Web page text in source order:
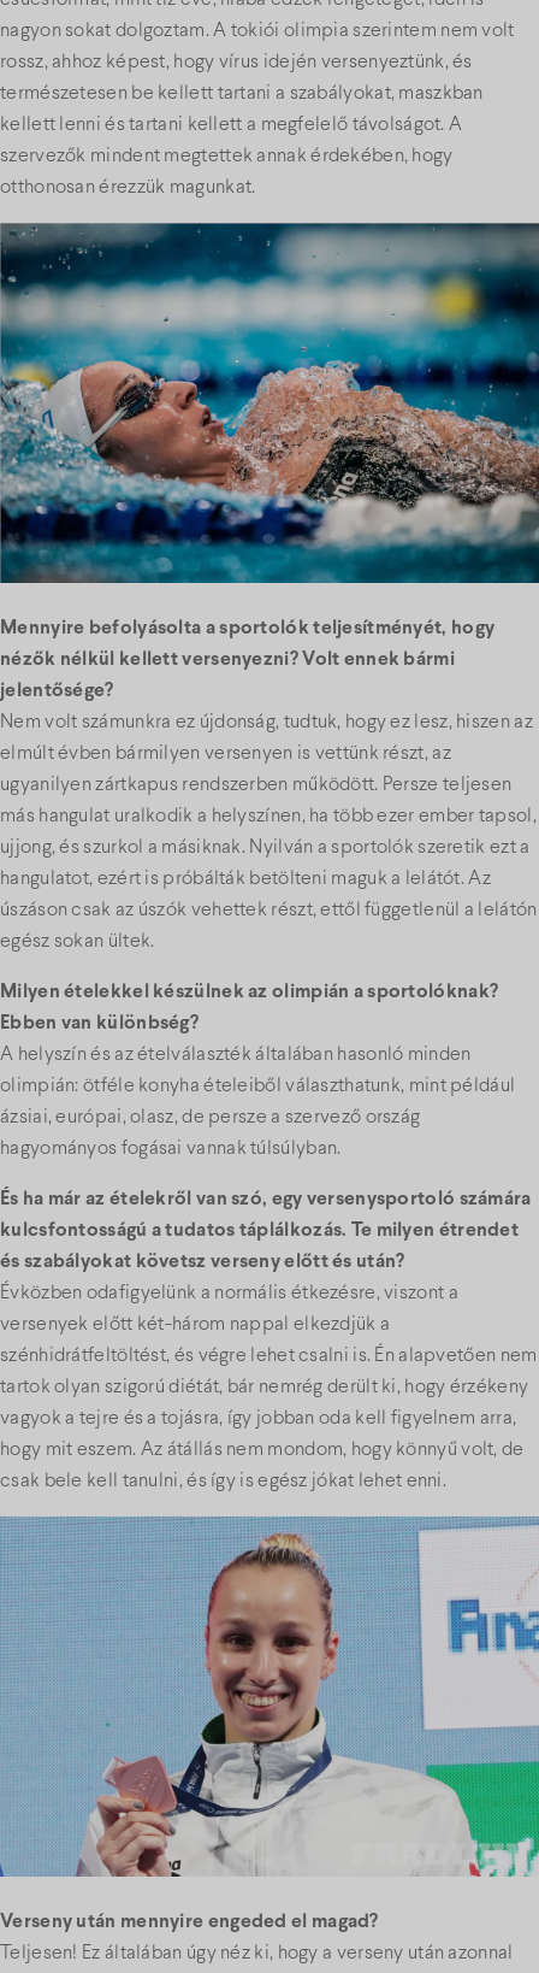
nagyon sokat dolgoztam. A tokiói olimpia szerintem nem volt
rossz, ahhoz képest, hogy vírus idején versenyeztünk, és
természetesen be kellett tartani a szabályokat, maszkban
kellett lenni és tartani kellett a megfelelő távolságot. A
szervezők mindent megtettek annak érdekében, hogy
otthonosan érezzük magunkat.
Mennyire befolyásolta a sportolók teljesítményét, hogy
nézők nélkül kellett versenyezni? Volt ennek bármi
jelentősége?
Nem volt számunkra ez újdonság, tudtuk, hogy ez lesz, hiszen az
elmúlt évben bármilyen versenyen is vettünk részt, az
ugyanilyen zártkapus rendszerben működött. Persze teljesen
más hangulat uralkodik a helyszínen, ha több ezer ember tapsol,
ujjong, és szurkol a másiknak. Nyilván a sportolók szeretik ezt a
hangulatot, ezért is próbálták betölteni maguk a lelátót. Az
úszáson csak az úszók vehettek részt, ettől függetlenül a lelátón
egész sokan ültek.
Milyen ételekkel készülnek az olimpián a sportolóknak?
Ebben van különbség?
A helyszín és az ételválaszték általában hasonló minden
olimpián: ötféle konyha ételeiből választhatunk, mint például
ázsiai, európai, olasz, de persze a szervező ország
hagyományos fogásai vannak túlsúlyban.
És ha már az ételekről van szó, egy versenysportoló számára
kulcsfontosságú a tudatos táplálkozás. Te milyen étrendet
és szabályokat követsz verseny előtt és után?
Évközben odafigyelünk a normális étkezésre, viszont a
versenyek előtt két-három nappal elkezdjük a
szénhidrátfeltöltést, és végre lehet csalni is. Én alapvetően nem
tartok olyan szigorú diétát, bár nemrég derült ki, hogy érzékeny
vagyok a tejre és a tojásra, így jobban oda kell figyelnem arra,
hogy mit eszem. Az átállás nem mondom, hogy könnyű volt, de
csak bele kell tanulni, és így is egész jókat lehet enni.
Verseny után mennyire engeded el magad?
Teljesen! Ez általában úgy néz ki, hogy a verseny után azonnal